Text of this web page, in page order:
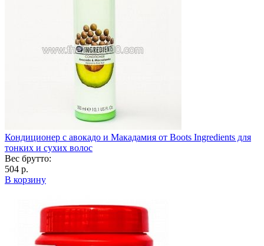
Кондиционер с авокадо и Макадамия от Boots Ingredients для
тонких и сухих волос
Вес брутто:
504 р.
В корзину